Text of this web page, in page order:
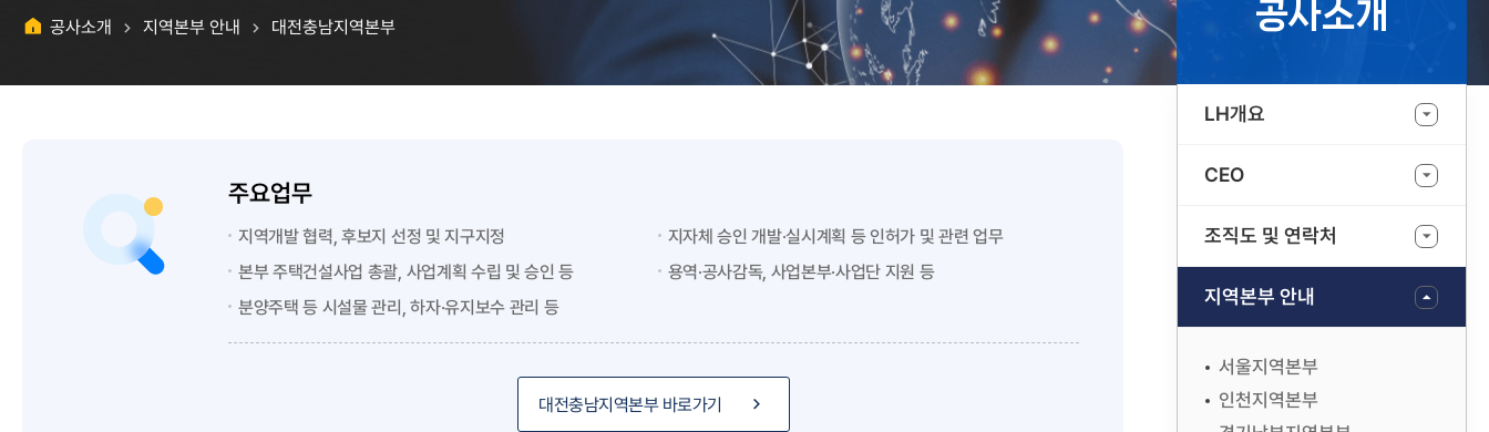
공사소개
LH개요
CEO
조직도 및 연락처
지역본부 안내
서울지역본부
인천지역본부
공사소개 지역본부 안내 대전충남지역본부 공유하기
페이지
인쇄
주요업무
지역개발 협력, 후보지 선정 및 지구지정
지자체 승인 개발·실시계획 등 인허가 및 관련 업무
본부 주택건설사업 총괄, 사업계획 수립 및 승인 등
용역·공사감독, 사업본부·사업단 지원 등
분양주택 등 시설물 관리, 하자·유지보수 관리 등
대전충남지역본부 바로가기